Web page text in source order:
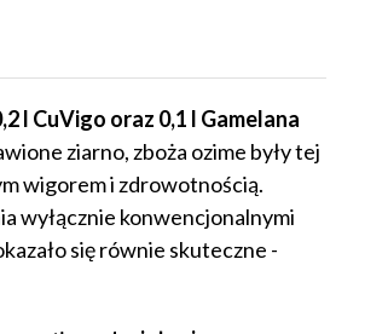
l CuVigo oraz 0,1 l Gamelana
ziarno, zboża ozime były tej
wigorem i zdrowotnością.
wyłącznie konwencjonalnymi
się równie skuteczne -